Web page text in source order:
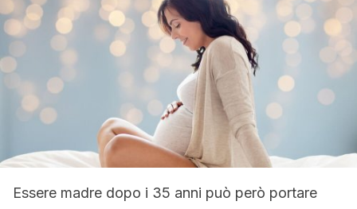
Essere madre dopo i 35 anni può però portare